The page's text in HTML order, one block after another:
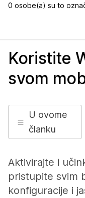
0 osobe(a) su to
Koristite
svom
U ovome
članku
Aktivirajte i
pristupite svim
konfiguracije i